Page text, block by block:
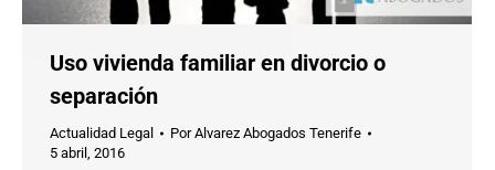
Uso vivienda familiar en divorcio o
separación
Actualidad Legal PorAlvarez Abogados Tenerife
5 abril, 2016